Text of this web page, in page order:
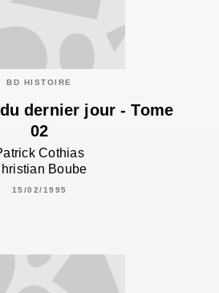
BD HISTOIRE
dernier jour - Tome
02
Cothias
Boube
15/02/1995